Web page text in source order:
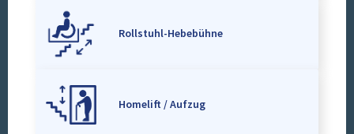
Rollstuhl-Hebebühne
Homelift / Aufzug